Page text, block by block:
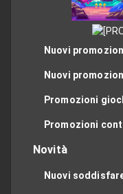
Nuovi
Nuovi
Promozioni
Promozioni
Novità
Nuovi